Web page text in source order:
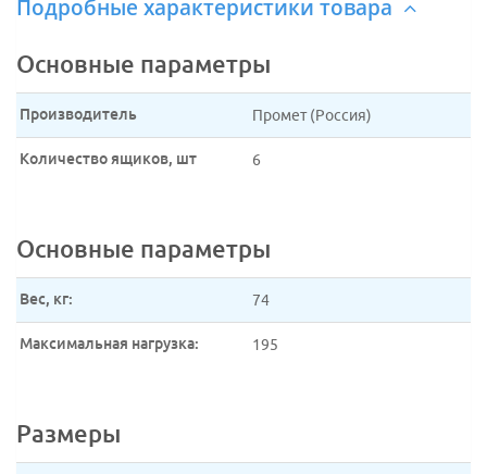
Подробные характеристики товара
Основные параметры
Производитель Промет (Россия)
Количество ящиков, шт 6
Основные параметры
Вес, кг: 74
Максимальная нагрузка: 195
Размеры